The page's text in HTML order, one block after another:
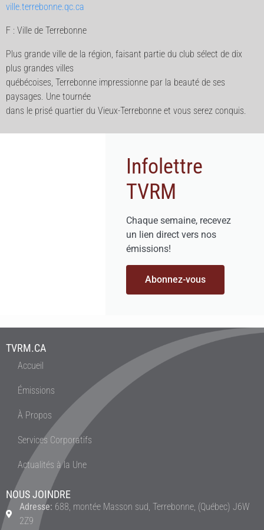
ville.terrebonne.qc.ca
F : Ville de Terrebonne
Plus grande ville de la région, faisant partie du club sélect de dix
plus grandes villes
québécoises, Terrebonne impressionne par la beauté de ses
paysages. Une tournée
dans le prisé quartier du Vieux-Terrebonne et vous serez conquis.
Infolettre
TVRM
Chaque semaine, recevez
un lien direct vers nos
émissions!
Abonnez-vous
TVRM.CA
Accueil
Émissions
À Propos
Services Corporatifs
Actualités à la Une
NOUS JOINDRE
Adresse: 688, montée Masson sud, Terrebonne, (Québec) J6W
2Z9